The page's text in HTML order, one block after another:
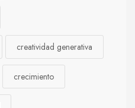
creatividad generativa
crecimiento